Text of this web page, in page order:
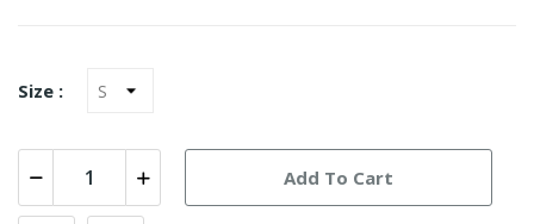
Size :
Add To Cart